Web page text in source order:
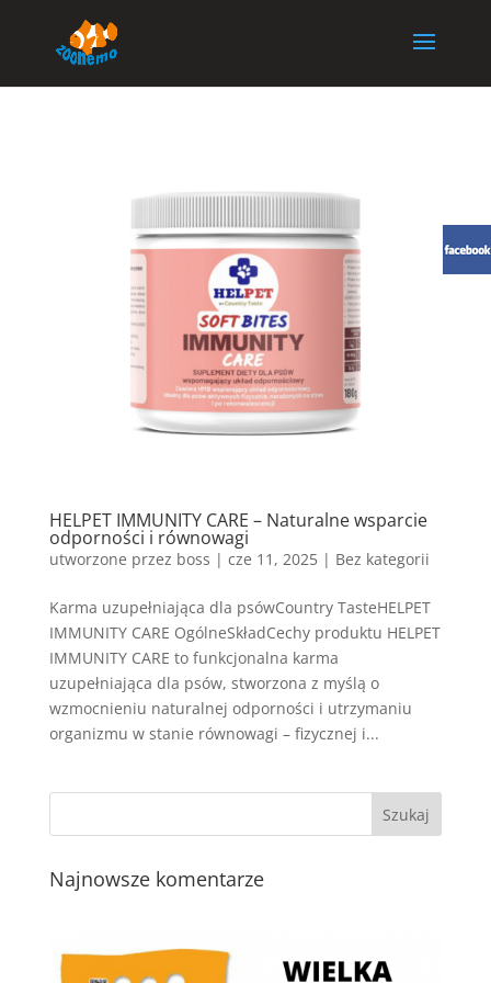
HELPET IMMUNITY CARE – Naturalne wsparcie
odporności i równowagi
utworzone przez boss | cze 11, 2025| Bez kategorii
Karma uzupełniająca dla psówCountry TasteHELPET
IMMUNITY CARE OgólneSkładCechy produktu HELPET
IMMUNITY CARE to funkcjonalna karma
uzupełniająca dla psów, stworzona z myślą o
wzmocnieniu naturalnej odporności i utrzymaniu
organizmu w stanie równowagi – fizycznej i...
Najnowsze komentarze